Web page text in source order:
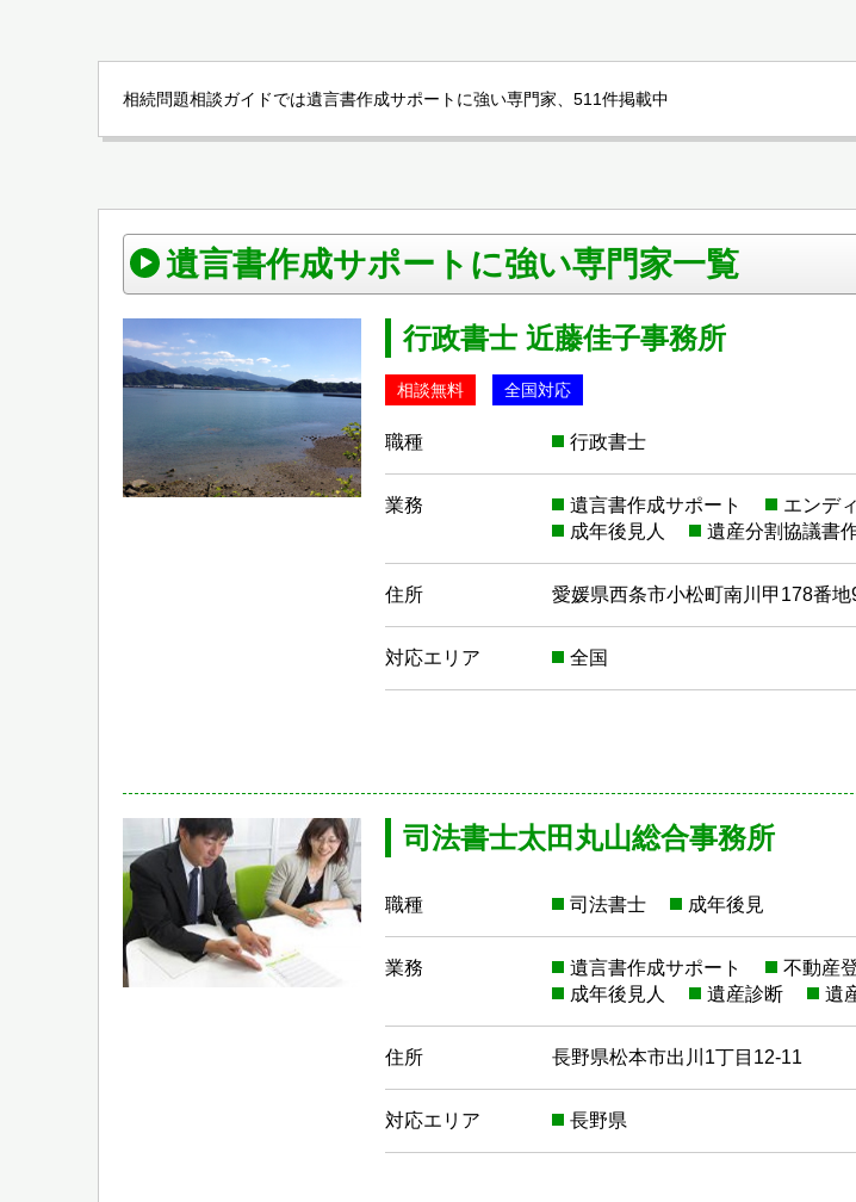
相続問題相談ガイドでは遺言書作成サポートに強い専門家、511件掲載中
遺言書作成サポートに強い専門家一覧
行政書士 近藤佳子事務所
相談無料 全国対応
職種 行政書士
業務 遺言書作成サポート
エンデ
成年後見人
遺産分割協議書
住所 愛媛県西条市小松町南川甲178番地
対応エリア 全国
司法書士太田丸山総合事務所
職種 司法書士 成年後見
業務 遺言書作成サポート 不動産
成年後見人
遺産診断 遺
住所 長野県松本市出川1丁目12-11
対応エリア 長野県